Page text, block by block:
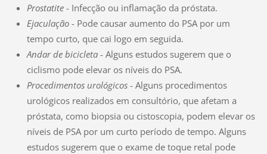
Prostatite- Infecção ou inflamação da próstata.
Ejaculação- Pode causar aumento do PSA por um
tempo curto, que cai logo em seguida.
Andar de bicicleta- Alguns estudos sugerem que o
ciclismo pode elevar os níveis do PSA.
Procedimentos urológicos- Alguns procedimentos
urológicos realizados em consultório, que afetam a
próstata, como biopsia ou cistoscopia, podem elevar os
níveis de PSA por um curto período de tempo. Alguns
estudos sugerem que o exame de toque retal pode